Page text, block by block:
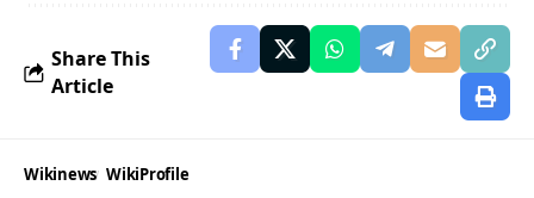
Share This
Article
Wikinews WikiProfile